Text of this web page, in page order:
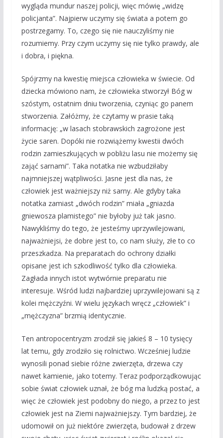
wygląda mundur naszej policji, więc mówię „widzę
policjanta”. Najpierw uczymy się świata a potem go
postrzegamy. To, czego się nie nauczyliśmy nie
rozumiemy. Przy czym uczymy się nie tylko prawdy, ale
i dobra, i piękna.
Spójrzmy na kwestię miejsca człowieka w świecie. Od
dziecka mówiono nam, że człowieka stworzył Bóg w
szóstym, ostatnim dniu tworzenia, czyniąc go panem
stworzenia. Załóżmy, że czytamy w prasie taką
informację: „w lasach stobrawskich zagrożone jest
życie saren. Dopóki nie rozwiążemy kwestii dwóch
rodzin zamieszkujących w pobliżu lasu nie możemy się
zająć sarnami”. Taka notatka nie wzbudziłaby
najmniejszej wątpliwości. Jasne jest dla nas, że
człowiek jest ważniejszy niż sarny. Ale gdyby taka
notatka zamiast „dwóch rodzin” miała „gniazda
gniewosza plamistego” nie byłoby już tak jasno.
Nawykliśmy do tego, że jesteśmy uprzywilejowani,
najważniejsi, że dobre jest to, co nam służy, złe to co
przeszkadza. Na preparatach do ochrony działki
opisane jest ich szkodliwość tylko dla człowieka.
Zagłada innych istot wytwórnie preparatu nie
interesuje. Wśród ludzi najbardziej uprzywilejowani są z
kolei mężczyźni. W wielu językach wręcz „człowiek” i
„mężczyzna” brzmią identycznie.
Ten antropocentryzm zrodził się jakieś 8 – 10 tysięcy
lat temu, gdy zrodziło się rolnictwo. Wcześniej ludzie
wynosili ponad siebie różne zwierzęta, drzewa czy
nawet kamienie, jako totemy. Teraz podporządkowując
sobie świat człowiek uznał, że bóg ma ludzką postać, a
więc że człowiek jest podobny do niego, a przez to jest
człowiek jest na Ziemi najważniejszy. Tym bardziej, że
udomowił on już niektóre zwierzęta, budował z drzew